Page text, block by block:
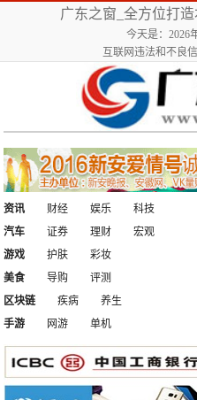
广东之窗_全方位打
今天是：2026
互联网违法和不良
资讯 财经 娱乐
科技
汽车
证券 理财 宏观
游戏
护肤
彩妆
美食
导购 评测
区块链
疾病
养生
手游
网游 单机